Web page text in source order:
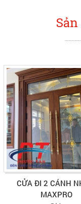
V
N
CỬA ĐI 2 CÁNH
MAXPRO